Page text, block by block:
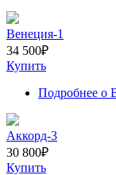
Венеция-1
34 500₽
Купить
Подробнее о
Аккорд-3
30 800₽
Купить